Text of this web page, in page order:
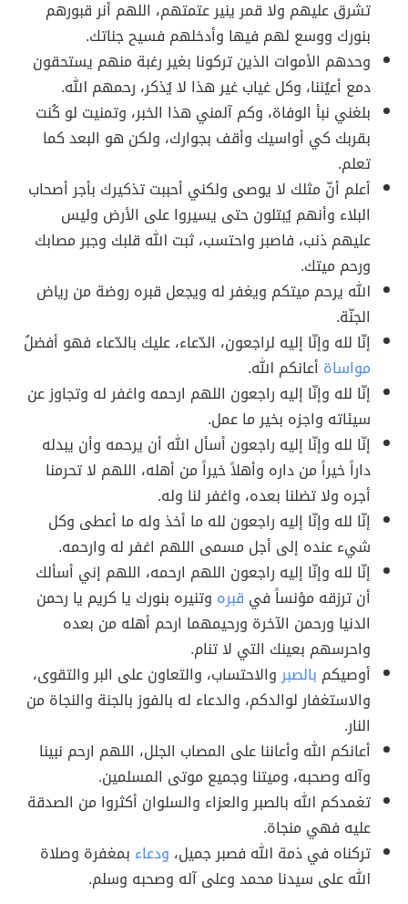
تشرق عليهم ولا قمر ينير عتمتهم، اللهم أنر قبورهم
بنورك ووسع لهم فيها وأدخلهم فسيح جناتك.
وحدهم الأموات الذين تركونا بغير رغبة منهم يستحقون
دمع أعيُننا، وكل غياب غير هذا لا يُذكر، رحمهم الله.
بلغني نبأ الوفاة، وكم آلمني هذا الخبر، وتمنيت لو كُنت
بقربك كي أواسيك وأقف بجوارك، ولكن هو البعد كما
تعلم.
أعلم أنّ مثلك لا يوصى ولكني أحببت تذكيرك بأجر أصحاب
البلاء وأنهم يُبتلون حتى يسيروا على الأرض وليس
عليهم ذنب، فاصبر واحتسب، ثبت الله قلبك وجبر مصابك
ورحم ميتك.
الله يرحم ميتكم ويغفر له ويجعل قبره روضة من رياض
الجنّة.
إنّا لله وإنّا إليه لراجعون، الدّعاء، عليك بالدّعاء فهو أفضلُ
مواساة أعانكم الله.
إنّا لله وإنّا إليه راجعون اللهم ارحمه واغفر له وتجاوز عن
سيئاته واجزه بخير ما عمل.
إنّا لله وإنّا إليه راجعون أسأل الله أن يرحمه وأن يبدله
داراً خيراً من داره وأهلاً خيراً من أهله، اللهم لا تحرمنا
أجره ولا تضلنا بعده، واغفر لنا وله.
إنّا لله وإنّا إليه راجعون لله ما أخذ وله ما أعطى وكل
شيء عنده إلى أجل مسمى اللهم اغفر له وارحمه.
إنّا لله وإنّا إليه راجعون اللهم ارحمه، اللهم إني أسألك
أن ترزقه مؤنساً في قبره وتنيره بنورك يا كريم يا رحمن
الدنيا ورحمن الآخرة ورحيمهما ارحم أهله من بعده
واحرسهم بعينك التي لا تنام.
أوصيكم بالصبروالاحتساب، والتعاون على البر والتقوى،
والاستغفار لوالدكم، والدعاء له بالفوز بالجنة والنجاة من
النار.
أعانكم الله وأعاننا على المصاب الجلل، اللهم ارحم نبينا
وآله وصحبه، وميتنا وجميع موتى المسلمين.
تغمدكم الله بالصبر والعزاء والسلوان أكثروا من الصدقة
عليه فهي منجاة.
تركناه في ذمة الله فصبر جميل، ودعاء بمغفرة وصلاة
الله على سيدنا محمد وعلى آله وصحبه وسلم.